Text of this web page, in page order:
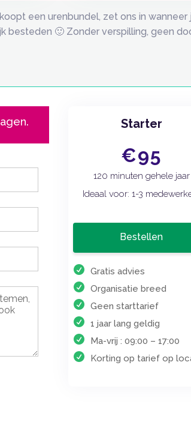
een urenbundel, zet ons in wanneer
besteden 🙂 Zonder verspilling, geen
Starter
€95
120 minuten gehele jaar
Ideaal voor: 1-3
Bestellen
Gratis advies
Organisatie breed
Geen starttarief
1 jaar lang geldig
Ma-vrij : 09:00 – 17:00
Korting op tarief op